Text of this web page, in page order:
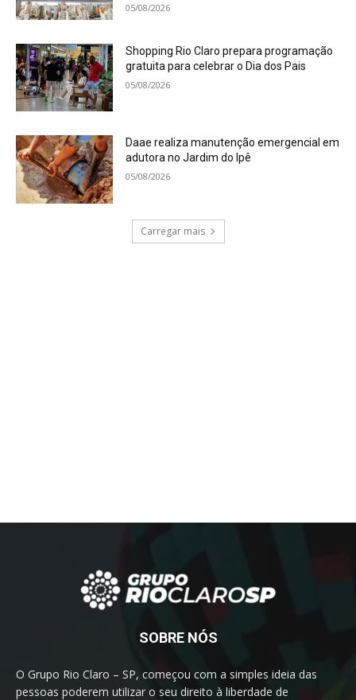
05/08/2026
Shopping Rio Claro prepara programação
gratuita para celebrar o Dia dos Pais
05/08/2026
Daae realiza manutenção emergencial em
adutora no Jardim do Ipê
05/08/2026
Carregar mais
SOBRE NÓS
O Grupo Rio Claro – SP, começou com a simples ideia das
pessoas poderem utilizar o seu direito à liberdade de